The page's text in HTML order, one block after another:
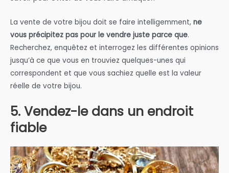
La vente de votre bijou doit se faire intelligemment, ne
vous précipitez pas pour le vendre juste parce que.
Recherchez, enquêtez et interrogez les différentes opinions
jusqu’à ce que vous en trouviez quelques-unes qui
correspondent et que vous sachiez quelle est la valeur
réelle de votre bijou.
5. Vendez-le dans un endroit
fiable